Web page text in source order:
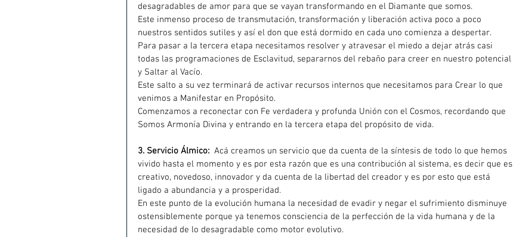
desagradables de amor para que se vayan transformando en el Diamante que somos.
Este inmenso proceso de transmutación, transformación y liberación activa poco a poco
nuestros sentidos sutiles y así el don que está dormido en cada uno comienza a despertar.
Para pasar a la tercera etapa necesitamos resolver y atravesar el miedo a dejar atrás casi
todas las programaciones de Esclavitud, separarnos del rebaño para creer en nuestro potencial
y Saltar al Vacío.
Este salto a su vez terminará de activar recursos internos que necesitamos para Crear lo que
venimos a Manifestar en Propósito.
Comenzamos a reconectar con Fe verdadera y profunda Unión con el Cosmos, recordando que
Somos Armonía Divina y entrando en la tercera etapa del propósito de vida.
3. Servicio Álmico: Acá creamos un servicio que da cuenta de la síntesis de todo lo que hemos
vivido hasta el momento y es por esta razón que es una contribución al sistema, es decir que es
creativo, novedoso, innovador y da cuenta de la libertad del creador y es por esto que está
ligado a abundancia y a prosperidad.
En este punto de la evolución humana la necesidad de evadir y negar el sufrimiento disminuye
ostensiblemente porque ya tenemos consciencia de la perfección de la vida humana y de la
necesidad de lo desagradable como motor evolutivo.